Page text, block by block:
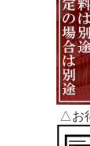
△お